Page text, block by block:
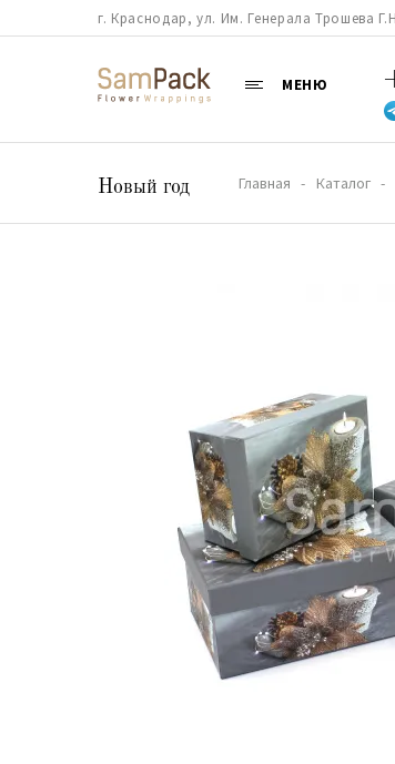
г. Краснодар, ул. Им. Генерала Трошева
МЕНЮ
Новый год Главная Каталог